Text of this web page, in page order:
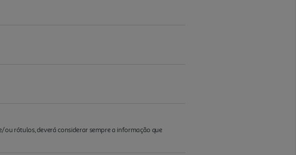
rótulos, deverá considerar sempre a informação que